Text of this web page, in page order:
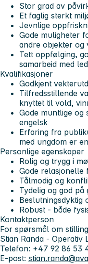
Stor grad av
Et faglig sterkt
Jevnlige
Gode muligheter
andre objekter og
Tett oppfølging,
samarbeid med
Kvalifikasjoner
Godkjent
Tilfredsstillende
knyttet til vold,
Gode muntlige og
engelsk
Erfaring fra
med ungdom er
Personlige egenskaper
Rolig og trygg i
Gode relasjonelle
Tålmodig og
Tydelig og god på
Beslutningsdyktig
Robust - både
Kontaktperson
For spørsmål om
Stian Randa - Operativ
Telefon: +47 92 86 53
E-post: